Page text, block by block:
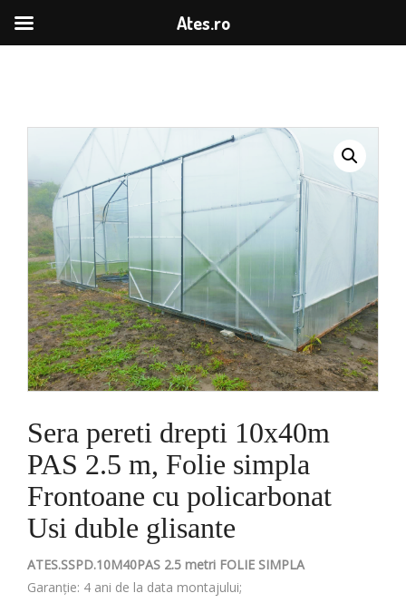
Sera pereti drepti 10x40m
PAS 2.5 m, Folie simpla
Frontoane cu policarbonat
Usi duble glisante
ATES.SSPD.10M40PAS 2.5 metri FOLIE SIMPLA
Garanție: 4 ani de la data montajului;
Ates.ro